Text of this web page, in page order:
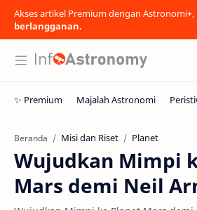
Akses artikel Premium dengan Astronomi+,
berlangganan.
Beranda Misi dan Riset Planet
Wujudkan Mimpi
Mars demi Neil